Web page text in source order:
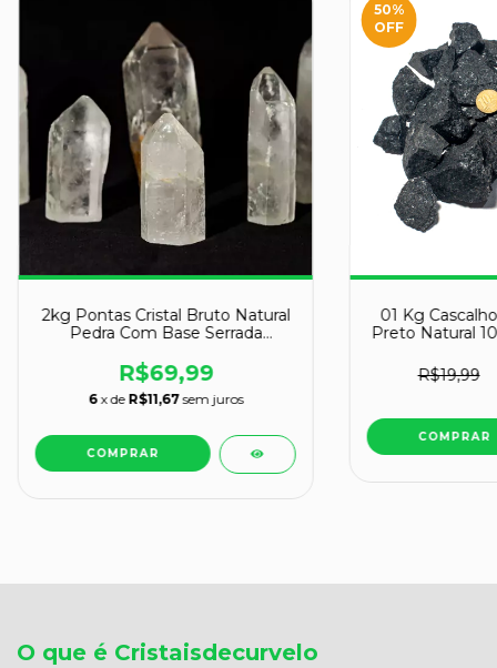
2kg Pontas Cristal Bruto Natural
Pedra Com Base Serrada
R$69,99
6 x de R$11,67 sem juros
50%
OFF
01 Kg
Preto Natural
R$19,99
O que é Cristaisdecurvelo